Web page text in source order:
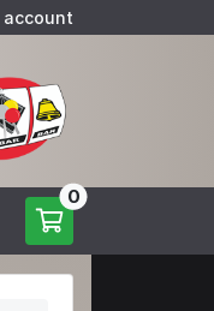
account
0